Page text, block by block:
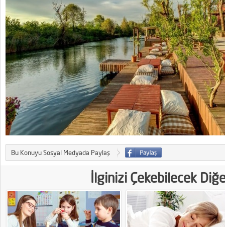
Bu Konuyu Sosyal Medyada Paylaş
İlginizi Çekebilecek